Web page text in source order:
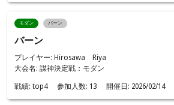
モダン バーン
バーン
プレイヤー: Hirosawa Riya
大会名: 謀神決定戦：モダン
戦績: top4 参加人数: 13 開催日: 2026/02/14